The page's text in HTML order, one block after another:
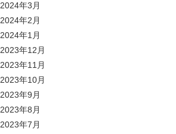
2024年3月
2024年2月
2024年1月
2023年12月
2023年11月
2023年10月
2023年9月
2023年8月
2023年7月